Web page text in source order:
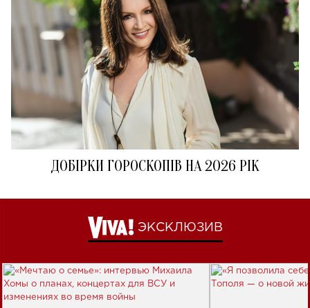
ДОБІРКИ ГОРОСКОПІВ НА 2026 РІК
ЭКСКЛЮЗИВ